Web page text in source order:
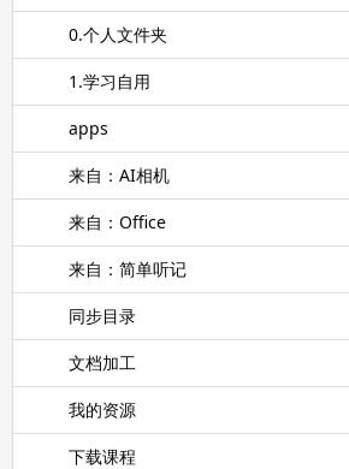
0.个人文件夹
1.学习自用
apps
来自：AI相机
来自：Office
来自：简单听记
同步目录
文档加工
我的资源
下载课程